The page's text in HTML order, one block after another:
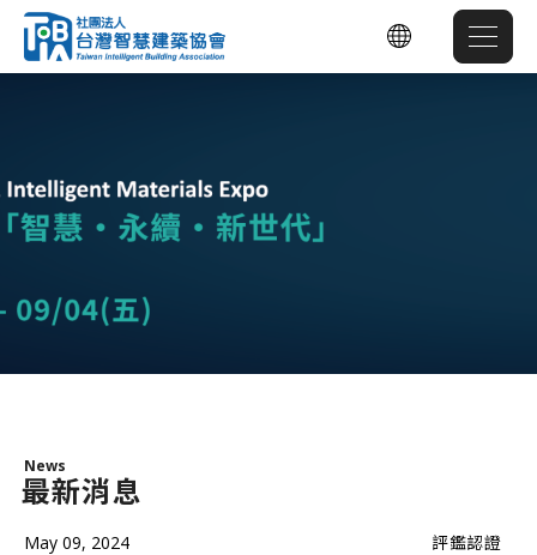
News
最新消息
May 09, 2024 評鑑認證